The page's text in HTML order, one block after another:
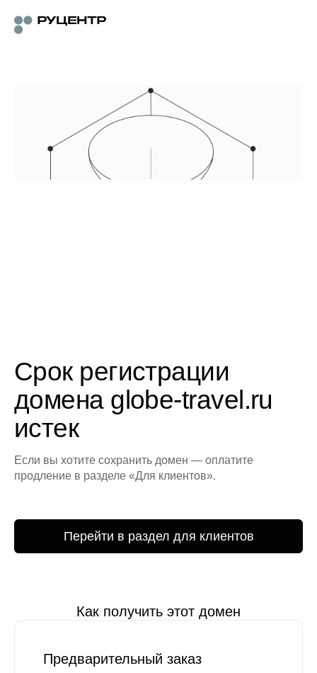
Срок регистрации
домена globe-travel.ru
истек
Если вы хотите сохранить домен — оплатите
продление в разделе «Для клиентов».
Перейти в раздел для клиентов
Как получить этот домен
Предварительный заказ